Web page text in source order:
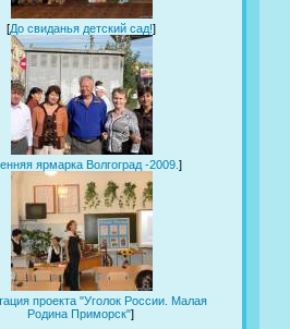
[До свиданья детский сад!]
ярмарка Волгоград -2009. ]
проекта "Уголок России. Малая
Родина Приморск"]